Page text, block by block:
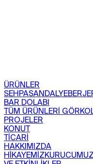
ÜRÜNLER
SEHPASANDALYE
BAR DOLABI
TÜM ÜRÜNLERİ GÖR
PROJELER
KONUT
TİCARİ
HAKKIMIZDA
HİKAYEMİZKURUCUMUZ